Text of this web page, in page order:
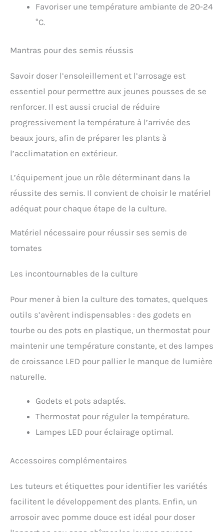
Favoriser une température ambiante de 20-24
°C.
Mantras pour des semis réussis
Savoir doser l’ensoleillement et l’arrosage est
essentiel pour permettre aux jeunes pousses de se
renforcer. Il est aussi crucial de réduire
progressivement la température à l’arrivée des
beaux jours, afin de préparer les plants à
l’acclimatation en extérieur.
L’équipement joue un rôle déterminant dans la
réussite des semis. Il convient de choisir le matériel
adéquat pour chaque étape de la culture.
Matériel nécessaire pour réussir ses semis de
tomates
Les incontournables de la culture
Pour mener à bien la culture des tomates, quelques
outils s’avèrent indispensables : des godets en
tourbe ou des pots en plastique, un thermostat pour
maintenir une température constante, et des lampes
de croissance LED pour pallier le manque de lumière
naturelle.
Godets et pots adaptés.
Thermostat pour réguler la température.
Lampes LED pour éclairage optimal.
Accessoires complémentaires
Les tuteurs et étiquettes pour identifier les variétés
facilitent le développement des plants. Enfin, un
arrosoir avec pomme douce est idéal pour doser